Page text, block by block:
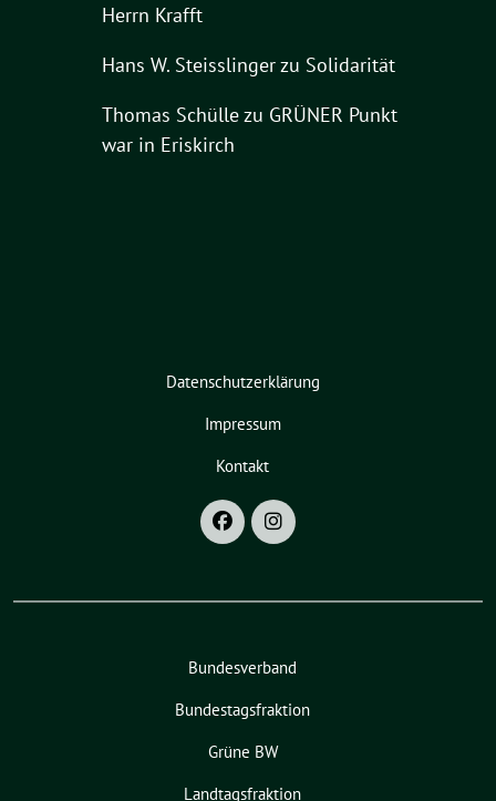
Herrn Krafft
Hans W. Steisslingerzu Solidarität
Thomas Schüllezu GRÜNER Punkt
war in Eriskirch
Datenschutzerklärung
Impressum
Kontakt
Bundesverband
Bundestagsfraktion
Grüne BW
Landtagsfraktion